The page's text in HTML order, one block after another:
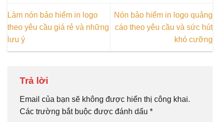
Làm nón bảo hiểm in logo
theo yêu cầu giá rẻ và những
lưu ý
Nón bảo hiểm in logo quảng
cáo theo yêu cầu và sức hút
khó cưỡng
Trả lời
Email của bạn sẽ không được hiển thị công khai.
Các trường bắt buộc được đánh dấu *